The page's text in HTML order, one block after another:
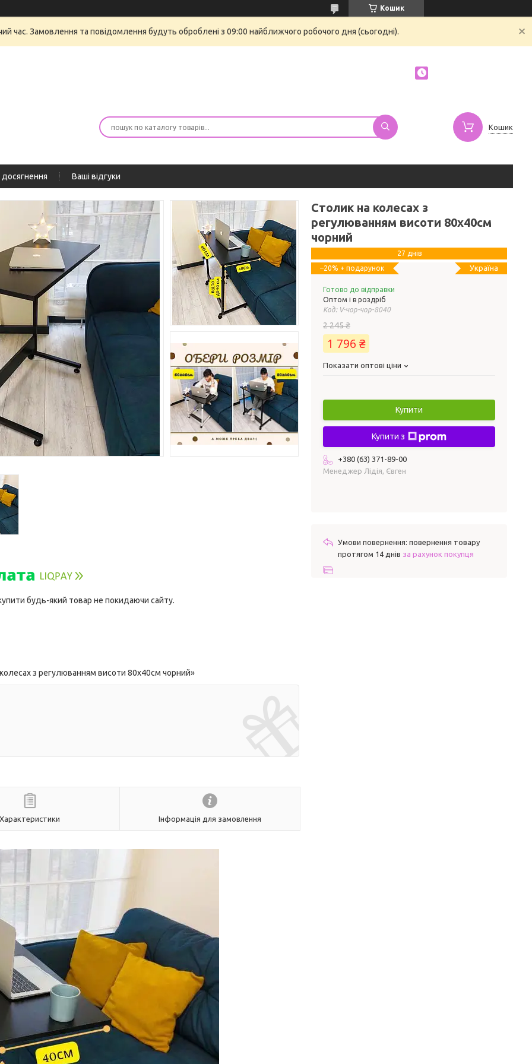
Кошик
час. Замовлення та повідомлення будуть оброблені з 09:00 найближчого робочого дня (сьогодні).
Кошик
досягнення Ваші відгуки
будь-який товар не покидаючи сайту.
з регулюванням висоти 80х40см чорний»
Характеристики Інформація для замовлення
Столик на колесах з
регулюванням висоти 80х40см
чорний
Україна
27 днів
–20%
Готово до відправки
Оптом і в роздріб
Код: V-чор-чор-8040
2 245 ₴
1 796 ₴
Показати оптові ціни
Купити
Купити з
+380 (63) 371-89-00
Менеджер Лідія, Євген
повернення товару
протягом 14 днів за рахунок покупця